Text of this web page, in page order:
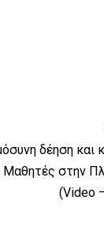
δέηση και
στην
(Video